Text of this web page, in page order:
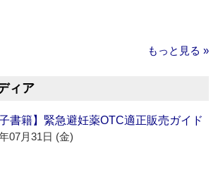
もっと見る »
ィア
子書籍】緊急避妊薬OTC適正販売ガイド
07月31日 (金)